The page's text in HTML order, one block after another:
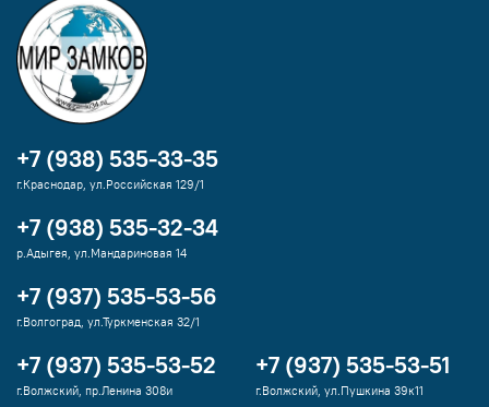
+7 (938) 535-33-35
г.Краснодар, ул.Российская 129/1
+7 (938) 535-32-34
р.Адыгея, ул.Мандариновая 14
+7 (937) 535-53-56
г.Волгоград, ул.Туркменская 32/1
+7 (937) 535-53-52
г.Волжский, пр.Ленина 308и
+7 (937) 535-53-51
г.Волжский, ул.Пушкина 39к11